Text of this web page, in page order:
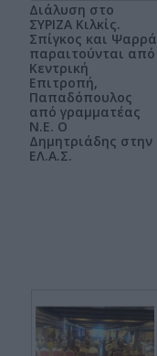
Διάλυση στο
ΣΥΡΙΖΑ Κιλκίς.
Σπίγκος και Ψαρρά
παραιτούνται από
Κεντρική
Επιτροπή,
Παπαδόπουλος
από γραμματέας
Ν.Ε. Ο
Δημητριάδης στην
ΕΛ.Α.Σ.